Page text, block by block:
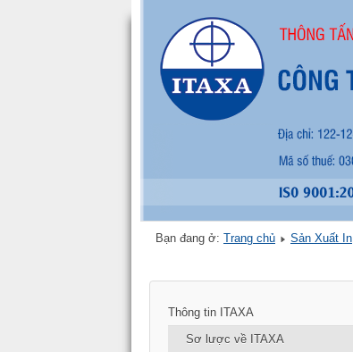
Bạn đang ở: Trang chủ Sản Xuất In
Thông tin ITAXA
Sơ lược về ITAXA